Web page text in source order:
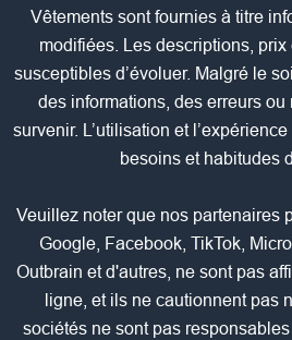
Vêtements sont fournies à titre
modifiées. Les descriptions,
susceptibles d’évoluer. Malgré le
des informations, des erreurs
survenir. L’utilisation et
besoins et habitudes
Veuillez noter que nos partenaires
Google, Facebook, TikTok,
Outbrain et d'autres, ne sont pas
ligne, et ils ne cautionnent pas
sociétés ne sont pas